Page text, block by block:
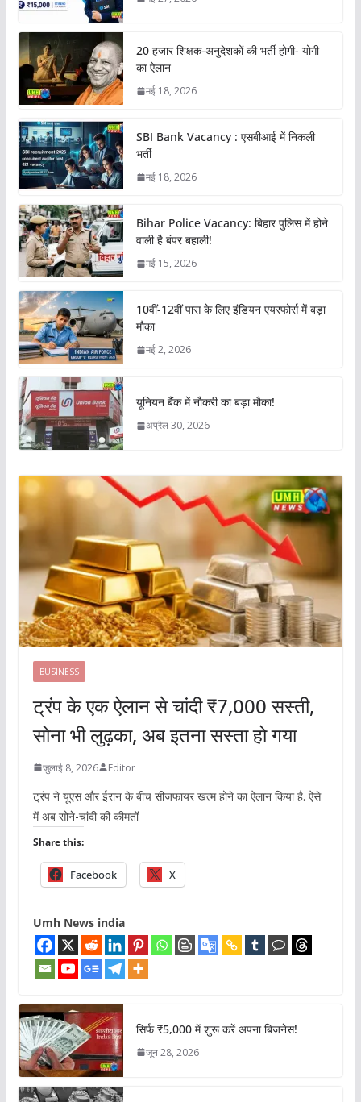
20 हजार शिक्षक-अनुदेशकों की भर्ती होगी- योगी
का ऐलान
मई 18, 2026
SBI Bank Vacancy : एसबीआई में निकली
भर्ती
मई 18, 2026
Bihar Police Vacancy: बिहार पुलिस में होने
वाली है बंपर बहाली!
मई 15, 2026
10वीं-12वीं पास के लिए इंडियन एयरफोर्स में बड़ा
मौका
मई 2, 2026
यूनियन बैंक में नौकरी का बड़ा मौका!
अप्रैल 30, 2026
BUSINESS
ट्रंप के एक ऐलान से चांदी ₹7,000 सस्ती,
सोना भी लुढ़का, अब इतना सस्ता हो गया
जुलाई 8, 2026 Editor
ट्रंप ने यूएस और ईरान के बीच सीजफायर खत्म होने का ऐलान किया है. ऐसे
में अब सोने-चांदी की कीमतों
Share this:
Facebook X
Umh News india
सिर्फ ₹5,000 में शुरू करें अपना बिजनेस!
जून 28, 2026